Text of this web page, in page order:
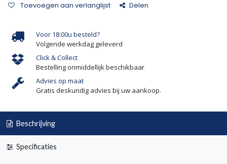
Toevoegen aan verlanglijst Delen
Voor 18:00u besteld?
Volgende werkdag geleverd
Click & Collect
Bestelling onmiddellijk beschikbaar
Advies op maat
Gratis deskundig advies bij uw aankoop.
Beschrijving
Specificaties